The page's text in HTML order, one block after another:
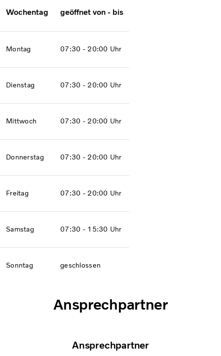
Wochentag geöffnet von - bis
Montag 07:30 - 20:00 Uhr
Dienstag 07:30 - 20:00 Uhr
Mittwoch 07:30 - 20:00 Uhr
Donnerstag 07:30 - 20:00 Uhr
Freitag 07:30 - 20:00 Uhr
Samstag 07:30 - 15:30 Uhr
Sonntag geschlossen
Ansprechpartner
Ansprechpartner